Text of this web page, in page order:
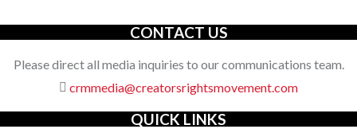
CONTACT US
Please direct all media inquiries to our communications team.
crmmedia@creatorsrightsmovement.com
QUICK LINKS